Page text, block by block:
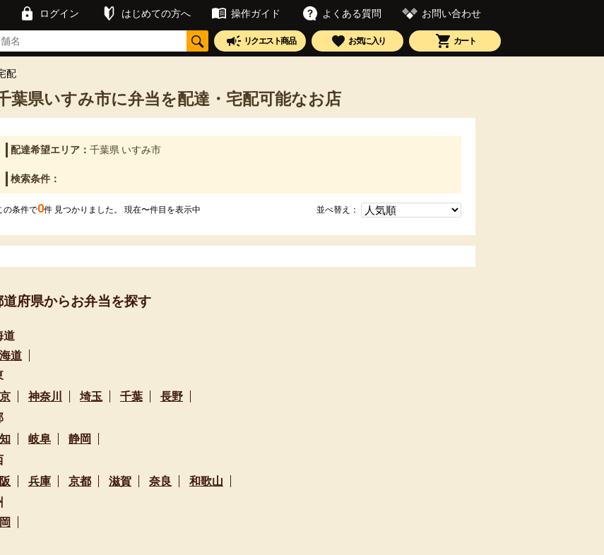
ログイン はじめての方へ 操作ガイド よくある質問 お問い合わせ
リクエスト商品 お気に入り カート
配
葉県いすみ市に弁当を配達・宅配可能なお店
配達希望エリア： 千葉県 いすみ市
検索条件：
の条件で0件 見つかりました。 現在〜件目を表示中 並べ替え：
道府県からお弁当を探す
道
道
神奈川 埼玉 千葉 長野
岐阜 静岡
兵庫 京都 滋賀 奈良 和歌山